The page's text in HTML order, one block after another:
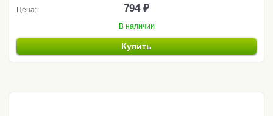
Цена: 794 ₽
В наличии
Купить